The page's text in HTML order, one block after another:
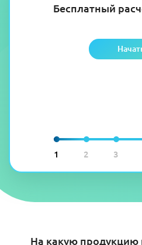
1 2 3
Бесплатный
На какую продукцию